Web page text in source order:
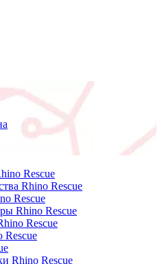
Rescue
Rhino Rescue
Rescue
Rhino Rescue
Rescue
Rescue
Rhino Rescue